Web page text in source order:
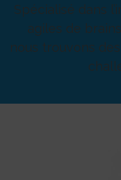
Spécialisé dans
agiles de
nous trouvons